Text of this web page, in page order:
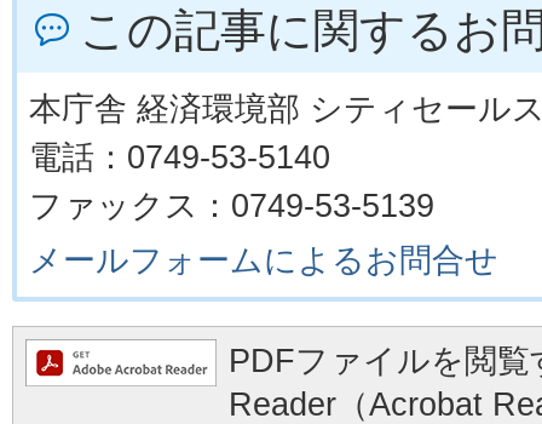
この記事に関するお
本庁舎 経済環境部 シティセール
電話：0749-53-5140
ファックス：0749-53-5139
メールフォームによるお問合せ
PDFファイルを閲
Reader（Acrobat